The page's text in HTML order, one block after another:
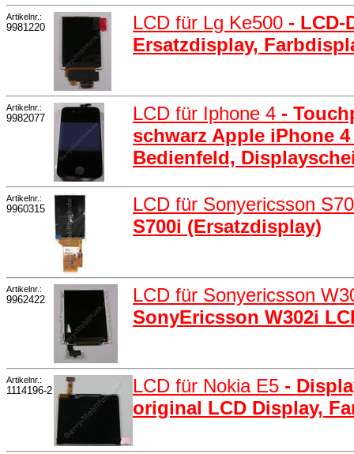
Artikelnr.:
9981220 LCD für Lg Ke500 - LCD-
Ersatzdisplay,
Artikelnr.:
9982077 LCD für Iphone 4 -
schwarz Apple iPhone
Bedienfeld,
Artikelnr.:
9960315
LCD für Sonyericsson
S700i (Ersatzdisplay)
Artikelnr.:
9962422
LCD für Sonyericsson
SonyEricsson W302i
Artikelnr.:
1114196-2 LCD für Nokia E5 -
original LCD Display,